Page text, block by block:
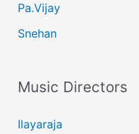
Pa.Vijay
Snehan
Music Directors
Ilayaraja